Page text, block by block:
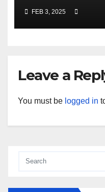
FEB 3, 2025
Leave a
You must be logged in